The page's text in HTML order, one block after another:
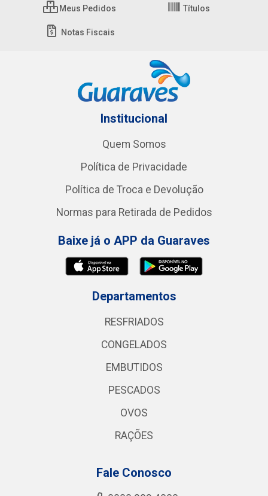
Meus Pedidos Títulos
Notas Fiscais
Institucional
Quem Somos
Política de Privacidade
Política de Troca e Devolução
Normas para Retirada de Pedidos
Baixe já o APP da Guaraves
Departamentos
RESFRIADOS
CONGELADOS
EMBUTIDOS
PESCADOS
OVOS
RAÇÕES
Fale Conosco